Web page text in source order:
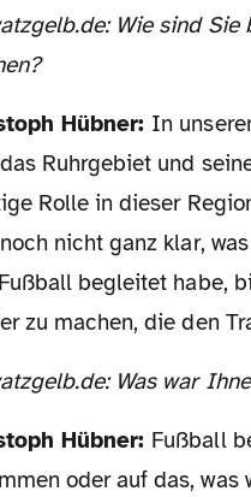
Hübner: In
Ruhrgebiet und
Rolle in dieser
nicht ganz klar,
begleitet habe,
zu machen, die den
Was war
Hübner: Fußball
oder auf das,